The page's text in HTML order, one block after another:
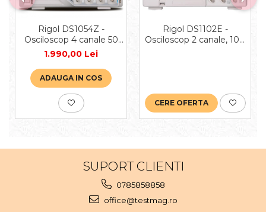
Rigol DS1054Z -
Osciloscop 4 canale 50
MHz
1.990,00 Lei
ADAUGA IN COS
Rigol DS1102E -
Osciloscop 2 canale, 100
CERE OFERTA
SUPORT CLIENTI
0785858858
office@testmag.ro